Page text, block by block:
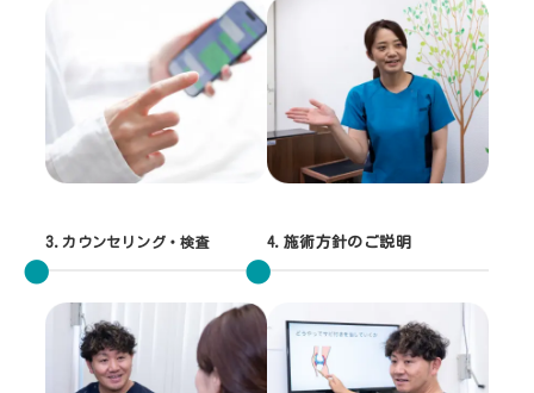
3. カウンセリング・検査 4.施術方針のご説明